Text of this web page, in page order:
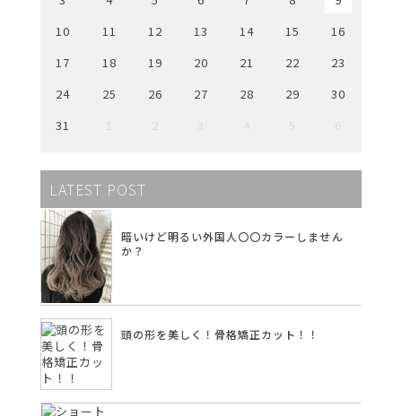
10
11 12 13 14 15
16
17
18 19 20 21 22
23
24
25 26 27 28 29
30
31
LATEST POST
暗いけど明るい外国人〇〇カラーしません
か？
頭の形を美しく！骨格矯正カット！！